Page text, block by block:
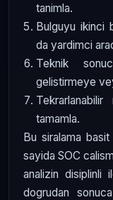
tanimla.
Bulguyu ikinci
da yardimci
Teknik
gelistirmeye
tamamla.
Bu siralama
sayida SOC
analizin disiplinli
dogrudan